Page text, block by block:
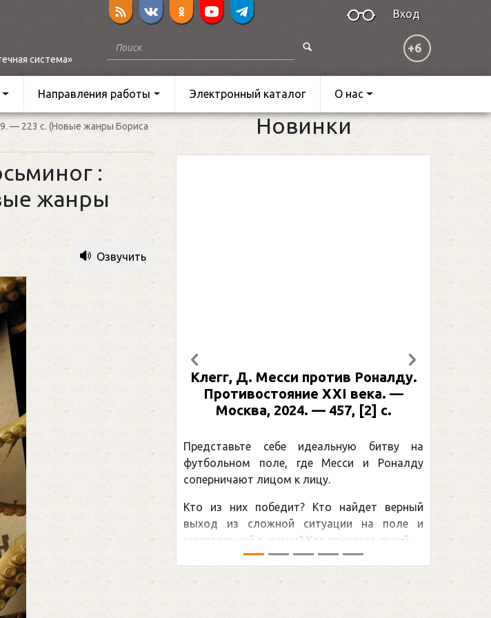
система»
Вход
+6
Направления работы Электронный каталог О нас
— 223 с. (Новые жанры Бориса
:
жанры
Озвучить
Новинки
Клегг, Д. Месси против Роналду.
Противостояние XXI века. —
Москва, 2024. — 457, [2] с.
Представьте себе идеальную битву на
футбольном поле, где Месси и Роналду
соперничают лицом к лицу.
Кто из них победит? Кто найдет верный
выход из сложной ситуации на поле и
щепетильной в жизни? Кто принесет своей ...
Предыдущий Следующий